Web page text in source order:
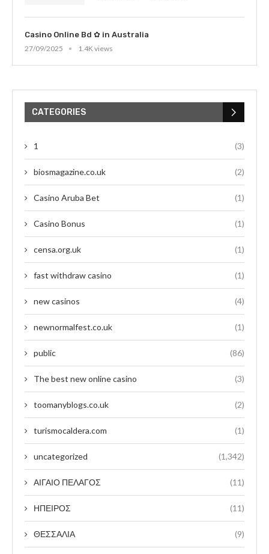
Casino Online Bd ✿ in Australia
27/09/2025
1.4K views
CATEGORIES
1 (3)
biosmagazine.co.uk (2)
Casino Aruba Bet (1)
Casino Bonus (1)
censa.org.uk (1)
fast withdraw casino (1)
new casinos (4)
newnormalfest.co.uk (1)
public (86)
The best new online casino (3)
toomanyblogs.co.uk (2)
turismocaldera.com (1)
uncategorized (1,342)
ΑΙΓΑΙΟ ΠΕΛΑΓΟΣ (11)
ΗΠΕΙΡΟΣ (11)
ΘΕΣΣΑΛΙΑ (9)